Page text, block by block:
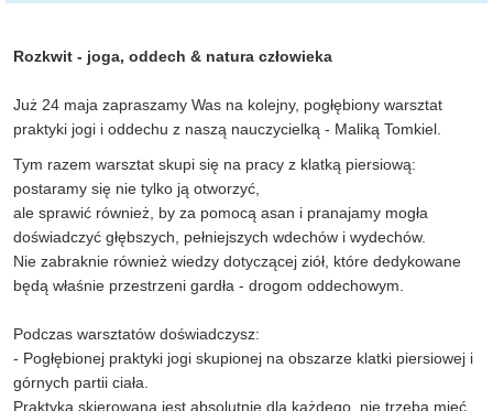
Rozkwit - joga, oddech & natura człowieka
Już 24 maja zapraszamy Was na kolejny, pogłębiony warsztat
praktyki jogi i oddechu z naszą nauczycielką - Maliką Tomkiel.
Tym razem warsztat skupi się na pracy z klatką piersiową:
postaramy się nie tylko ją otworzyć,
ale sprawić również, by za pomocą asan i pranajamy mogła
doświadczyć głębszych, pełniejszych wdechów i wydechów.
Nie zabraknie również wiedzy dotyczącej ziół, które dedykowane
będą właśnie przestrzeni gardła - drogom oddechowym.
Podczas warsztatów doświadczysz:
- Pogłębionej praktyki jogi skupionej na obszarze klatki piersiowej i
górnych partii ciała.
Praktyka skierowana jest absolutnie dla każdego, nie trzeba mieć